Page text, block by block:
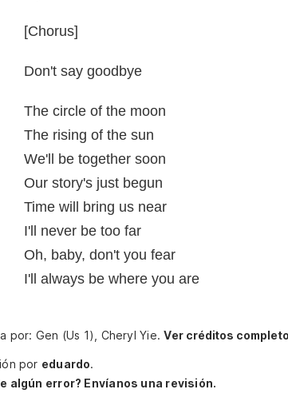
[Chorus]
Don't say goodbye
The circle of the moon
The rising of the sun
We'll be together soon
Our story's just begun
Time will bring us near
I'll never be too far
Oh, baby, don't you fear
I'll always be where you are
por: Gen (Us 1), Cheryl Yie.Ver créditos
por eduardo.
algún error? Envíanos una revisión.